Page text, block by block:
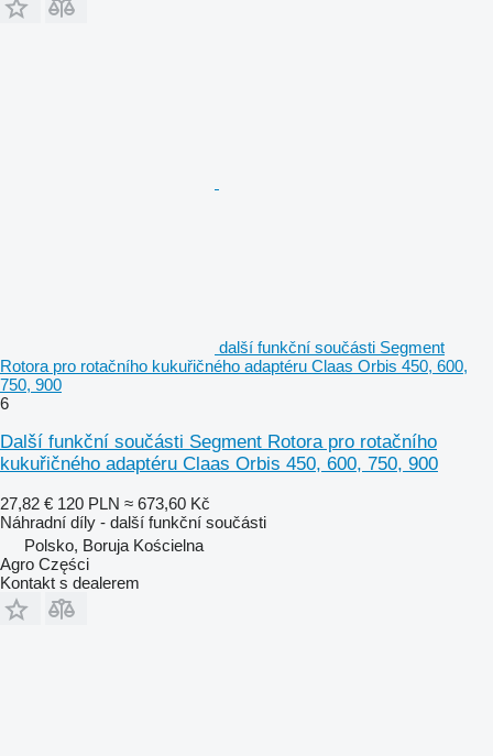
další funkční součásti Segment
Rotora pro rotačního kukuřičného adaptéru Claas Orbis 450, 600,
750, 900
6
Další funkční součásti Segment Rotora pro rotačního
kukuřičného adaptéru Claas Orbis 450, 600, 750, 900
27,82 € 120 PLN ≈ 673,60 Kč
Náhradní díly - další funkční součásti
Polsko, Boruja Kościelna
Agro Części
Kontakt s dealerem